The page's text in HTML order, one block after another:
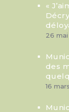
«
26
des
16